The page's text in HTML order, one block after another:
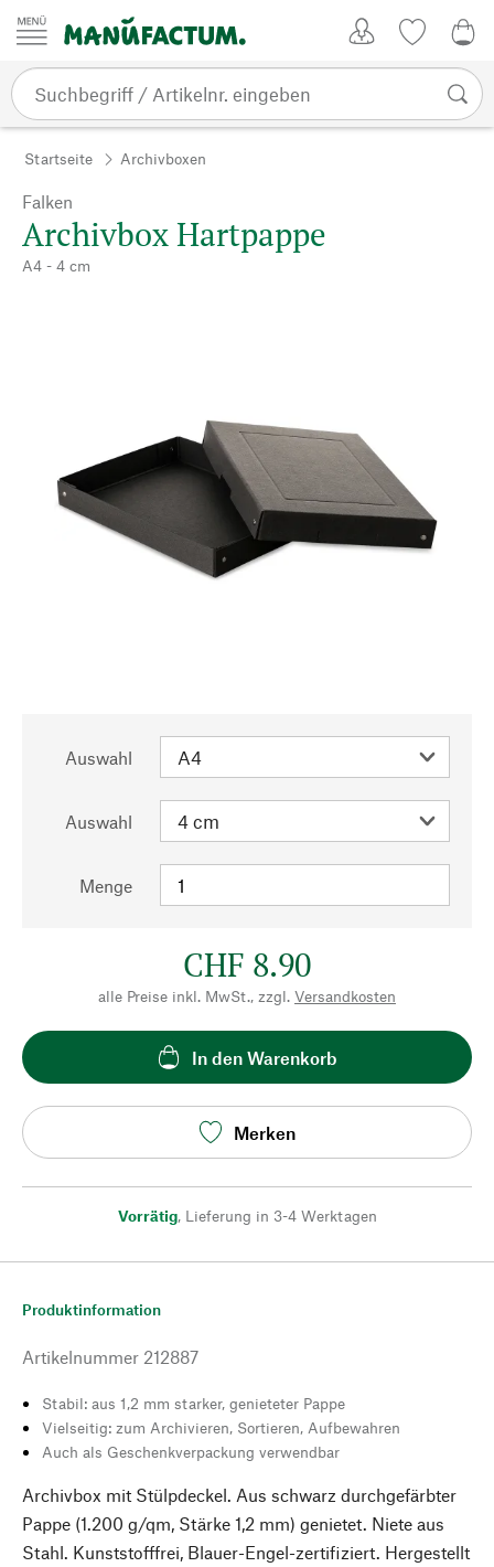
Zum Inhalt springen
Startseite Archivboxen
Falken
Archivbox Hartpappe
A4 - 4 cm
Auswahl
Auswahl
Menge
CHF 8.90
alle Preise inkl. MwSt., zzgl. Versandkosten
In den Warenkorb
Merken
Vorrätig, Lieferung in 3-4 Werktagen
Produktinformation
Artikelnummer 212887
Stabil: aus 1,2 mm starker, genieteter Pappe
Vielseitig: zum Archivieren, Sortieren, Aufbewahren
Auch als Geschenkverpackung verwendbar
Archivbox mit Stülpdeckel. Aus schwarz durchgefärbter
Pappe (1.200 g/qm, Stärke 1,2 mm) genietet. Niete aus
Stahl. Kunststofffrei, Blauer-Engel-zertifiziert. Hergestellt